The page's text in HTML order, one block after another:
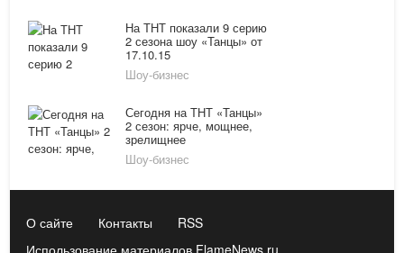
На ТНТ показали 9 серию
2 сезона шоу «Танцы» от
17.10.15
Шоу-бизнес
Сегодня на ТНТ «Танцы»
2 сезон: ярче, мощнее,
зрелищнее
Шоу-бизнес
О сайте Контакты
RSS
Использование материалов FlameNews.ru